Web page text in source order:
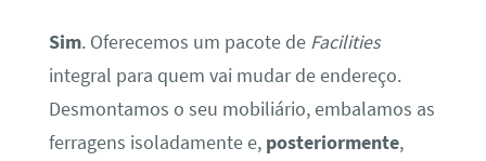
Sim. Oferecemos um pacote de Facilities
integral para quem vai mudar de endereço.
Desmontamos o seu mobiliário, embalamos as
ferragens isoladamente e, posteriormente,